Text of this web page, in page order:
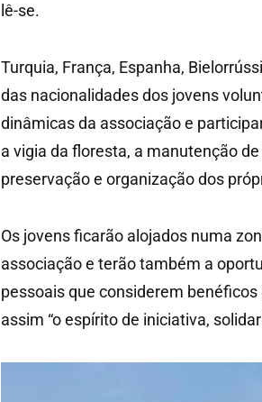
lê-se.
Turquia, França, Espanha,
das nacionalidades dos jovens
dinâmicas da associação e
a vigia da floresta, a manutenção
preservação e organização dos
Os jovens ficarão alojados numa
associação e terão também a
pessoais que considerem
assim “o espírito de iniciativa,